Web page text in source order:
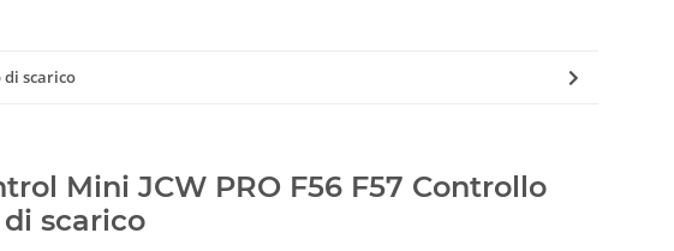
di scarico
Mini JCW PRO F56 F57 Controllo
scarico